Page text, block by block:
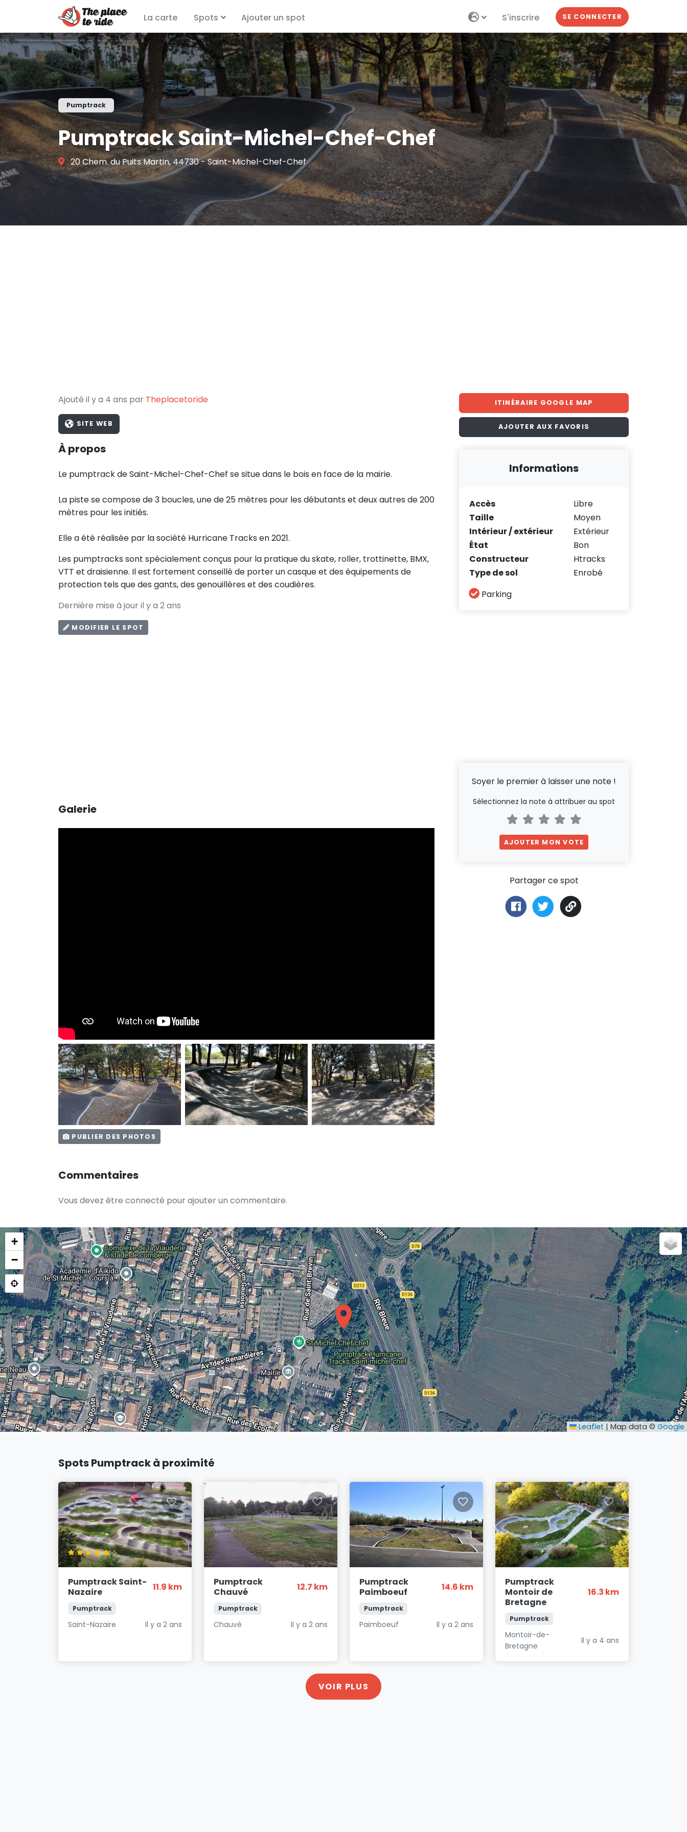
La carte Spots Ajouter un spot S'inscrire SE CONNECTER
Pumptrack
Pumptrack Saint-Michel-Chef-Chef
20 Chem. du Puits Martin, 44730 - Saint-Michel-Chef-Chef
Ajouté il y a 4 ans par Theplacetoride
SITE WEB
À propos
Le pumptrack de Saint-Michel-Chef-Chef se situe dans le bois en face de la mairie.
La piste se compose de 3 boucles, une de 25 mètres pour les débutants et deux autres de 200
mètres pour les initiés.
Elle a été réalisée par la société Hurricane Tracks en 2021.
Les pumptracks sont spécialement conçus pour la pratique du skate, roller, trottinette, BMX,
VTT et draisienne. Il est fortement conseillé de porter un casque et des équipements de
protection tels que des gants, des genouillères et des coudières.
Dernière mise à jour il y a 2 ans
MODIFIER LE SPOT
Galerie
PUBLIER DES PHOTOS
Commentaires
Vous devez être connecté pour ajouter un commentaire.
ITINÉRAIRE GOOGLE MAP
AJOUTER AUX FAVORIS
Informations
Accès
Libre
Taille
Moyen
Intérieur / extérieur
Extérieur
État
Bon
Constructeur
Htracks
Type de sol
Enrobé
Parking
Soyer le premier à laisser une note !
Sélectionnez la note à attribuer au spot
AJOUTER MON VOTE
Partager ce spot
+
−
Leaflet | Map data © Google
Spots Pumptrack à proximité
Pumptrack Saint-
Nazaire
11.9 km
Pumptrack
Saint-Nazaire Il y a 2 ans
Pumptrack
Chauvé
12.7 km
Pumptrack
Chauvé Il y a 2 ans
Pumptrack
Paimboeuf
14.6 km
Pumptrack
Paimboeuf Il y a 2 ans
Pumptrack
Montoir de
Bretagne
16.3 km
Pumptrack
Montoir-de-
Bretagne
Il y a 4 ans
VOIR PLUS